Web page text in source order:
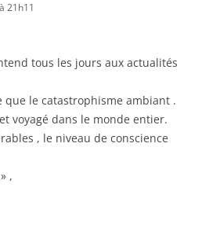
21h11
tous les jours aux actualités
que le catastrophisme ambiant .
voyagé dans le monde entier.
, le niveau de conscience
,